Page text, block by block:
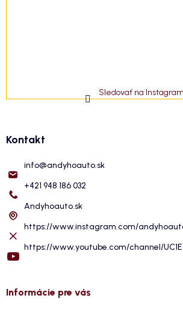
Sledovať na
Kontakt
info@andyhoauto.sk
+421 948 186 032
Andyhoauto.sk
https://www.instagram.com/
https://www.youtube.com/channel/
Informácie pre vás